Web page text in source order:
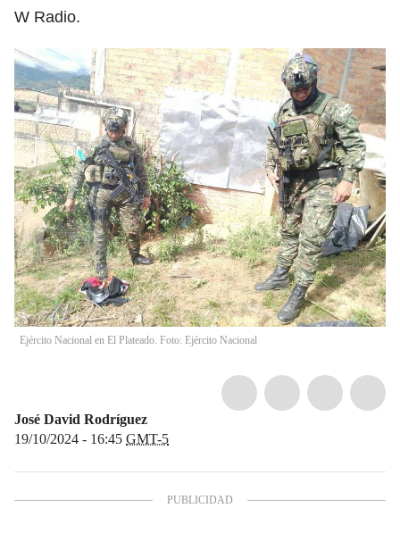
W Radio.
Ejército Nacional en El Plateado. Foto: Ejército Nacional
José David Rodríguez
19/10/2024 - 16:45 GMT-5